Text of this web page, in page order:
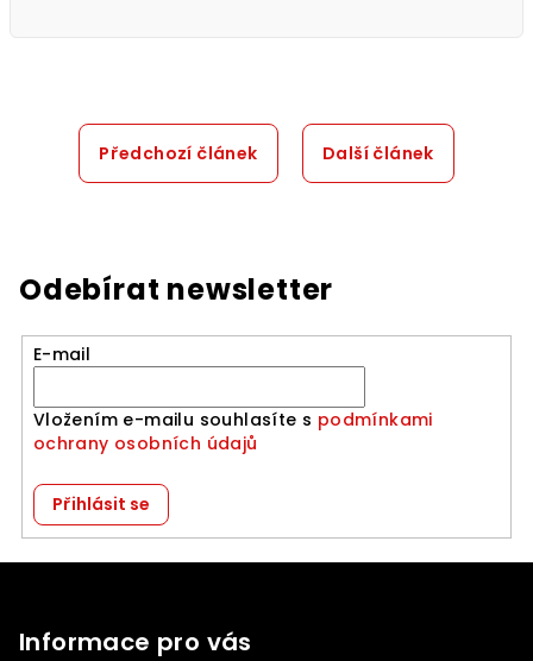
Předchozí článek Další článek
Odebírat newsletter
E-mail
Vložením e-mailu souhlasíte s podmínkami
ochrany osobních údajů
Přihlásit se
Informace pro vás